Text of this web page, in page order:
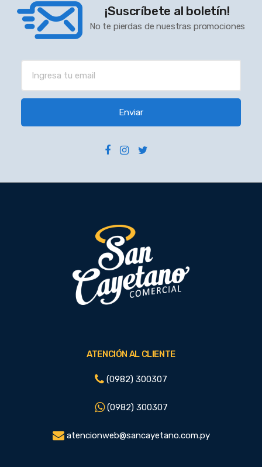
¡Suscríbete al boletín!
No te pierdas de nuestras promociones
Enviar
ATENCIÓN AL CLIENTE
(0982) 300307
(0982) 300307
atencionweb@sancayetano.com.py